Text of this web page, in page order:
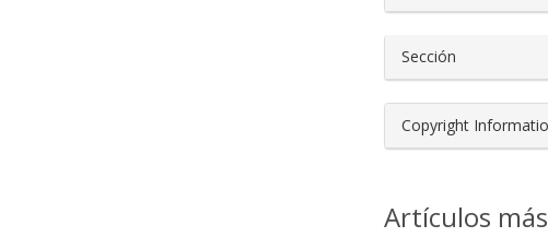
Sección
Copyright
Artículos